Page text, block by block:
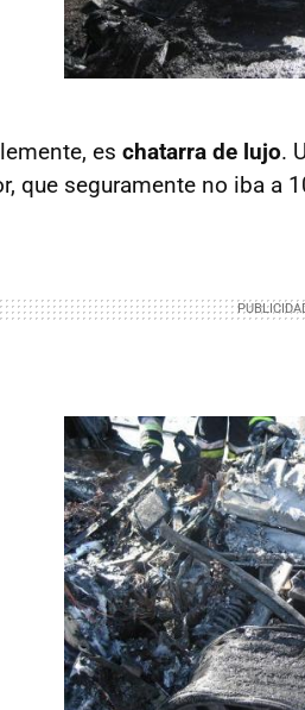
es chatarra de lujo.
que seguramente no iba a